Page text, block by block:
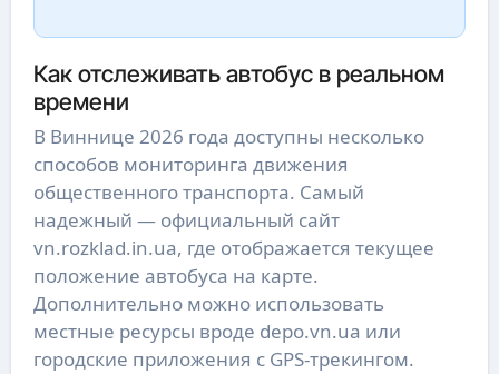
Как отслеживать автобус в реальном
времени
В Виннице 2026 года доступны несколько
способов мониторинга движения
общественного транспорта. Самый
надежный — официальный сайт
vn.rozklad.in.ua, где отображается текущее
положение автобуса на карте.
Дополнительно можно использовать
местные ресурсы вроде depo.vn.ua или
городские приложения с GPS-трекингом.